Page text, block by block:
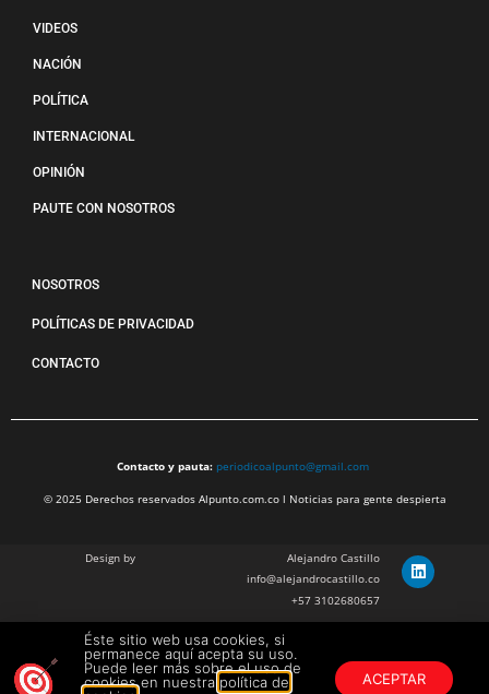
VIDEOS
NACIÓN
POLÍTICA
INTERNACIONAL
OPINIÓN
PAUTE CON NOSOTROS
NOSOTROS
POLÍTICAS DE PRIVACIDAD
CONTACTO
Contacto y pauta: periodicoalpunto@gmail.com
© 2025 Derechos reservados Alpunto.com.co l Noticias para gente despierta
Design by
Alejandro Castillo
info@alejandrocastillo.co
+57 3102680657
Julian Barragan Verano
julbarg@gmail.com
+57 312 308 9218
Éste sitio web usa cookies, si
permanece aquí acepta su uso.
Puede leer más sobre el uso de
cookies en nuestra política de
ACEPTAR